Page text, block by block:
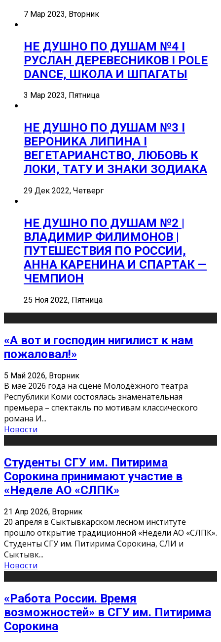
7 Мар 2023, Вторник
НЕ ДУШНО ПО ДУШАМ №4 I
РУСЛАН ДЕРЕВЕСНИКОВ I POLE
DANCE, ШКОЛА И ШПАГАТЫ
3 Мар 2023, Пятница
НЕ ДУШНО ПО ДУШАМ №3 I
ВЕРОНИКА ЛИПИНА I
ВЕГЕТАРИАНСТВО, ЛЮБОВЬ К
ЛОКИ, ТАТУ И ЗНАКИ ЗОДИАКА
29 Дек 2022, Четверг
НЕ ДУШНО ПО ДУШАМ №2 |
ВЛАДИМИР ФИЛИМОНОВ |
ПУТЕШЕСТВИЯ ПО РОССИИ,
АННА КАРЕНИНА И СПАРТАК —
ЧЕМПИОН
25 Ноя 2022, Пятница
«А вот и господин нигилист к нам
пожаловал!»
5 Май 2026, Вторник
В мае 2026 года на сцене Молодёжного театра
Республики Коми состоялась знаменательная
премьера – спектакль по мотивам классического
романа И...
Новости
Студенты СГУ им. Питирима
Сорокина принимают участие в
«Неделе АО «СЛПК»
21 Апр 2026, Вторник
20 апреля в Сыктывкарском лесном институте
прошло открытие традиционной «Недели АО «СЛПК».
Студенты СГУ им. Питирима Сорокина, СЛИ и
Сыктывк...
Новости
«Работа России. Время
возможностей» в СГУ им. Питирима
Сорокина